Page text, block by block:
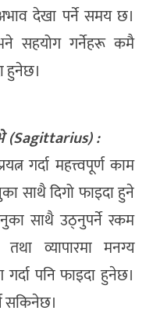
देखा पर्ने समय छ।
सहयोग गर्नेहरू कमै
हुनेछ।
(Sagittarius) :
गर्दा महत्त्वपूर्ण काम
साथै दिगो फाइदा हुने
साथै उठ्नुपर्ने रकम
व्यापारमा मनग्य
पनि फाइदा हुनेछ।
सकिनेछ।